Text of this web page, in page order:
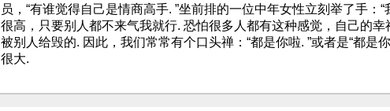
员，“有谁­觉得自己是情商高手. ”坐前排的一位中年女性立刻举了手：
很高，只要别人都不来气我就行. 恐怕很多人都有这种感觉，自己的幸
被别人给毁的. 因此，我们常常有个口头禅：“都是你啦. ”或者是“都是
很大.